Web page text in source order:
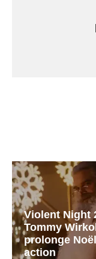
Violent Night
Tommy
prolonge
action